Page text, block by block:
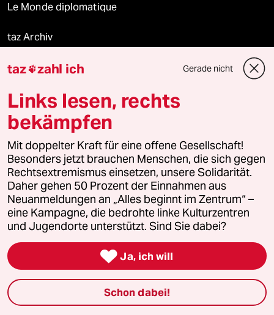
Le Monde diplomatique
taz Archiv
Mehr taz Angebote
Reisen
Kantine
Shop
Anzeigen
Fragen & Hilfe
taz zahl ich Gerade nicht
Links lesen, rechts
bekämpfen
Mit doppelter Kraft für eine offene Gesellschaft!
Besonders jetzt brauchen Menschen, die sich gegen
Rechtsextremismus einsetzen, unsere Solidarität.
Daher gehen 50 Prozent der Einnahmen aus
Neuanmeldungen an „Alles beginnt im Zentrum“ –
eine Kampagne, die bedrohte linke Kulturzentren
und Jugendorte unterstützt. Sind Sie dabei?
 Ja, ich will
Schon dabei!